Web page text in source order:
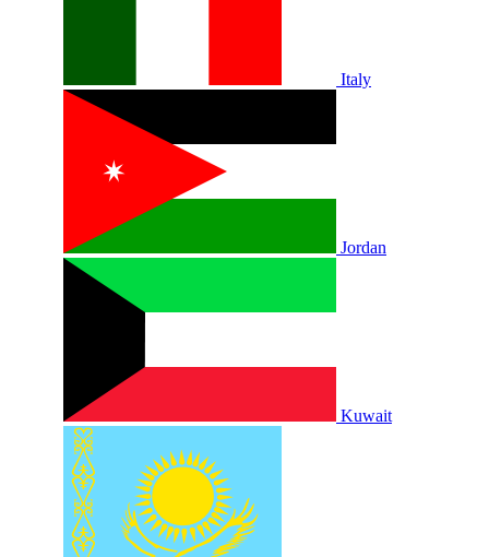
Italy
Jordan
Kuwait